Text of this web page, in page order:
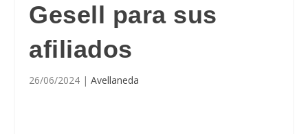
Gesell para sus
afiliados
26/06/2024 |Avellaneda